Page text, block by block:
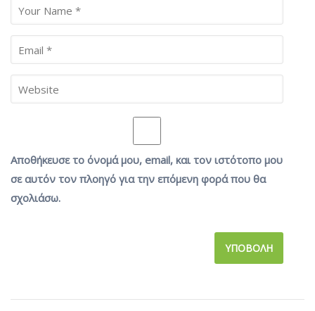
Αποθήκευσε το όνομά μου, email, και τον ιστότοπο μου
σε αυτόν τον πλοηγό για την επόμενη φορά που θα
σχολιάσω.